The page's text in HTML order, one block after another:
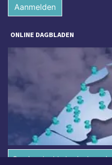
Aanmelden
ONLINE DAGBLADEN
Overige dagbladen in de regio